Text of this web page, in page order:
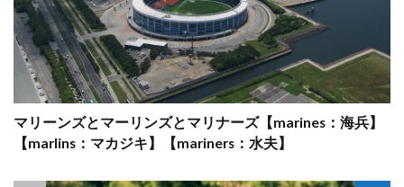
マリーンズとマーリンズとマリナーズ【marines：海兵】
【marlins：マカジキ】【mariners：水夫】